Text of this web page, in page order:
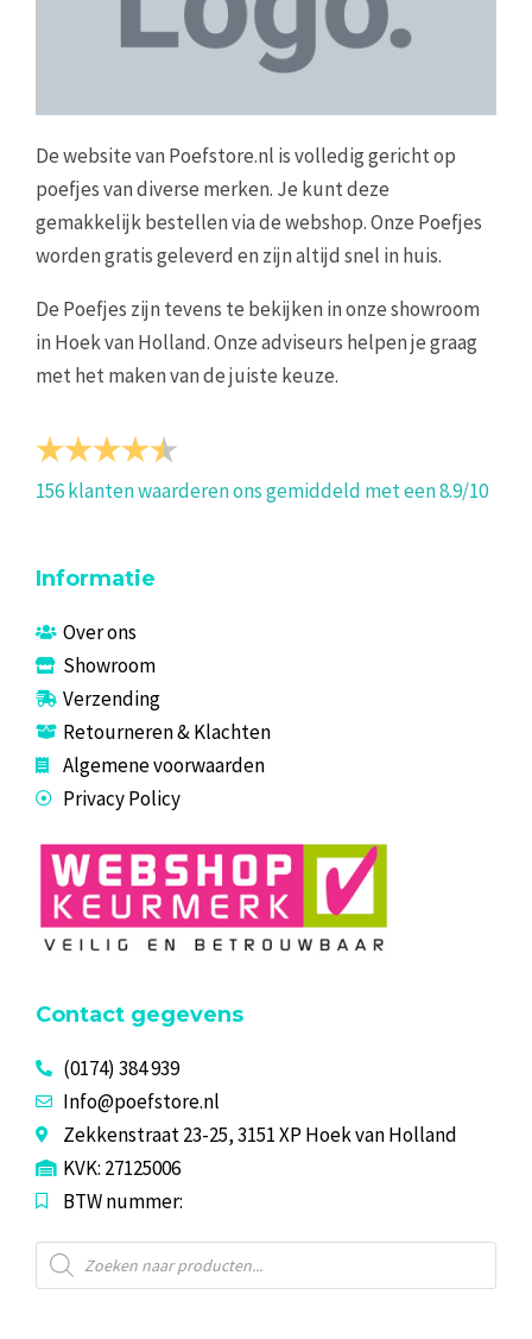
De website van Poefstore.nl is volledig gericht op
poefjes van diverse merken. Je kunt deze
gemakkelijk bestellen via de webshop. Onze Poefjes
worden gratis geleverd en zijn altijd snel in huis.
De Poefjes zijn tevens te bekijken in onze showroom
in Hoek van Holland. Onze adviseurs helpen je graag
met het maken van de juiste keuze.
156klanten waarderen ons gemiddeld met een8.9/10
Informatie
Over ons
Showroom
Verzending
Retourneren & Klachten
Algemene voorwaarden
Privacy Policy
Contact gegevens
(0174) 384 939
Info@poefstore.nl
Zekkenstraat 23-25, 3151 XP Hoek van Holland
KVK: 27125006
BTW nummer:
Producten
zoeken